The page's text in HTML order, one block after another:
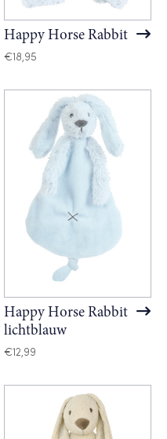
Happy Horse Rabbit
€18,95
Happy Horse Rabbit
lichtblauw
€12,99